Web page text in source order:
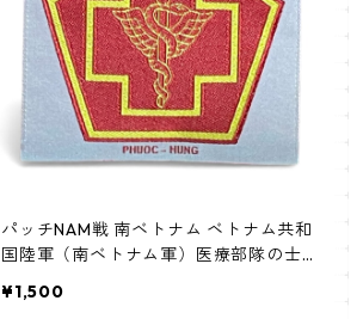
パッチNAM戦 南ベトナム ベトナム共和
国陸軍（南ベトナム軍）医療部隊の士官
¥1,500